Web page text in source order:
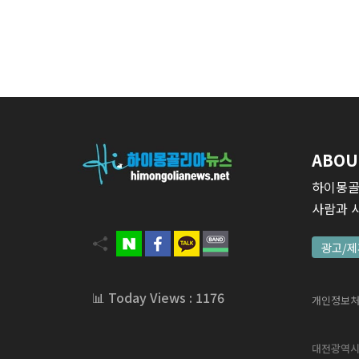
📊 Today Views : 1176
하이몽
사람과
광고/
개인정보
대전광역